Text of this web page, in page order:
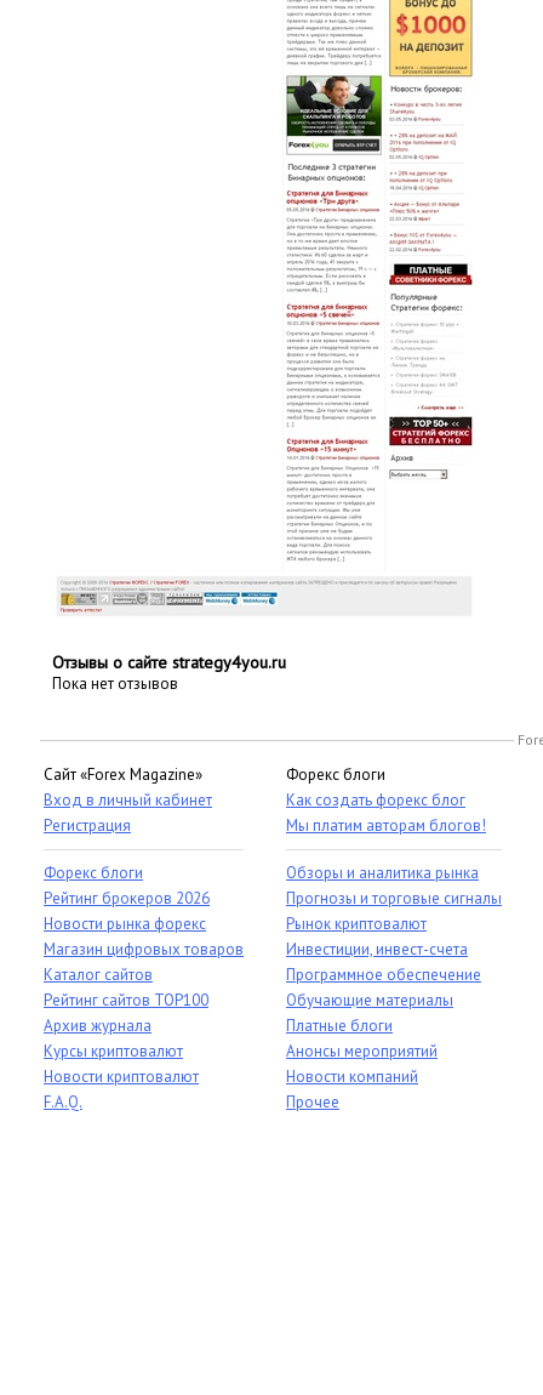
Отзывы о сайте strategy4you.ru
Пока нет отзывов
Сайт «Forex Magazine»
Вход в личный кабинет
Регистрация
Форекс блоги
Рейтинг брокеров 2026
Новости рынка форекс
Магазин цифровых товаров
Каталог сайтов
Рейтинг сайтов TOP100
Архив журнала
Курсы криптовалют
Новости криптовалют
F.A.Q.
Форекс блоги
Как создать форекс блог
Мы платим авторам блогов!
Обзоры и аналитика рынка
Прогнозы и торговые сигналы
Рынок криптовалют
Инвестиции, инвест-счета
Программное обеспечение
Обучающие материалы
Платные блоги
Анонсы мероприятий
Новости компаний
Прочее